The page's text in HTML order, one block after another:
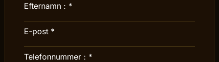
Efternamn : *
E-post *
Telefonnummer : *